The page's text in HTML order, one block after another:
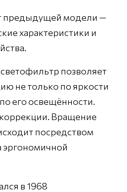
предыдущей модели —
характеристики и
позволяет
не только по яркости
его освещённости.
Вращение
посредством
эргономичной
в 1968